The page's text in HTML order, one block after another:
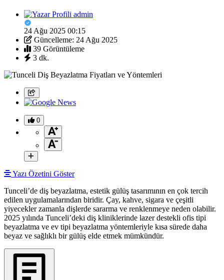
admin
24 Ağu 2025 00:15
Güncelleme: 24 Ağu 2025
39 Görüntüleme
3 dk.
0
Yazı Özetini Göster
Tunceli’de diş beyazlatma, estetik gülüş tasarımının en çok tercih
edilen uygulamalarından biridir. Çay, kahve, sigara ve çeşitli
yiyecekler zamanla dişlerde sararma ve renklenmeye neden olabilir.
2025 yılında Tunceli’deki diş kliniklerinde lazer destekli ofis tipi
beyazlatma ve ev tipi beyazlatma yöntemleriyle kısa sürede daha
beyaz ve sağlıklı bir gülüş elde etmek mümkündür.